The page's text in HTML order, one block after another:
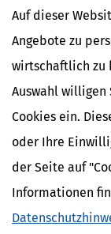
Auf dieser
Angebote zu
wirtschaftlich zu
Auswahl willigen
Cookies ein.
oder Ihre
der Seite auf
Informationen
Mehr dazu
Ähnliche
Erben,
Verwandte
Erbe